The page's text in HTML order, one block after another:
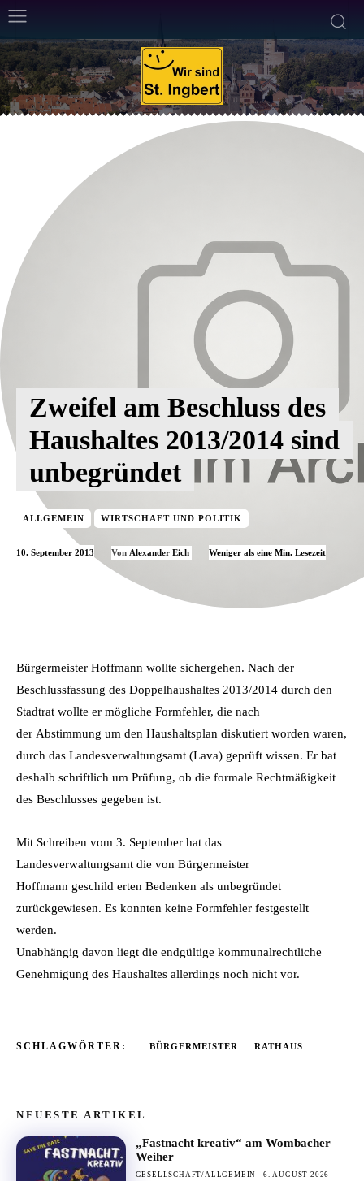
Zweifel am Beschluss des
Haushaltes 2013/2014 sind
unbegründet
ALLGEMEIN WIRTSCHAFT UND POLITIK
10. September 2013 Von Alexander Eich Weniger als eine Min. Lesezeit
Bürgermeister Hoffmann wollte sichergehen. Nach der
Beschlussfassung des Doppelhaushaltes 2013/2014 durch den
Stadtrat wollte er mögliche Formfehler, die nach
der Abstimmung um den Haushaltsplan diskutiert worden waren,
durch das Landesverwaltungsamt (Lava) geprüft wissen. Er bat
deshalb schriftlich um Prüfung, ob die formale Rechtmäßigkeit
des Beschlusses gegeben ist.
Mit Schreiben vom 3. September hat das
Landesverwaltungsamt die von Bürgermeister
Hoffmann geschild erten Bedenken als unbegründet
zurückgewiesen. Es konnten keine Formfehler festgestellt
werden.
Unabhängig davon liegt die endgültige kommunalrechtliche
Genehmigung des Haushaltes allerdings noch nicht vor.
SCHLAGWÖRTER: BÜRGERMEISTER RATHAUS
NEUESTE ARTIKEL
„Fastnacht kreativ“ am Wombacher
Weiher
GESELLSCHAFT/ALLGEMEIN 6. AUGUST 2026